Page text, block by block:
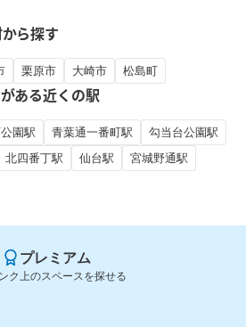
ら探す
栗原市 大崎市 松島町
ある近くの駅
園駅 青葉通一番町駅
勾当台公園駅
北四番丁駅 仙台駅
宮城野通駅
プレミアム
ク上のスペースを探せる